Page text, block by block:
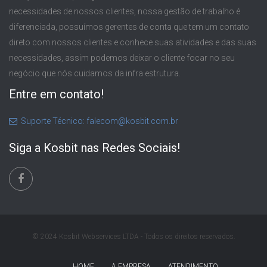
necessidades de nossos clientes, nossa gestão de trabalho é
diferenciada, possuímos gerentes de conta que tem um contato
direto com nossos clientes e conhece suas atividades e das suas
necessidades, assim podemos deixar o cliente focar no seu
negócio que nós cuidamos da infra estrutura.
Entre em contato!
Suporte Técnico: falecom@kosbit.com.br
Siga a Kosbit nas Redes Sociais!
© 2024 Kosbit Webservices LTDA - Todos os direitos reservados.